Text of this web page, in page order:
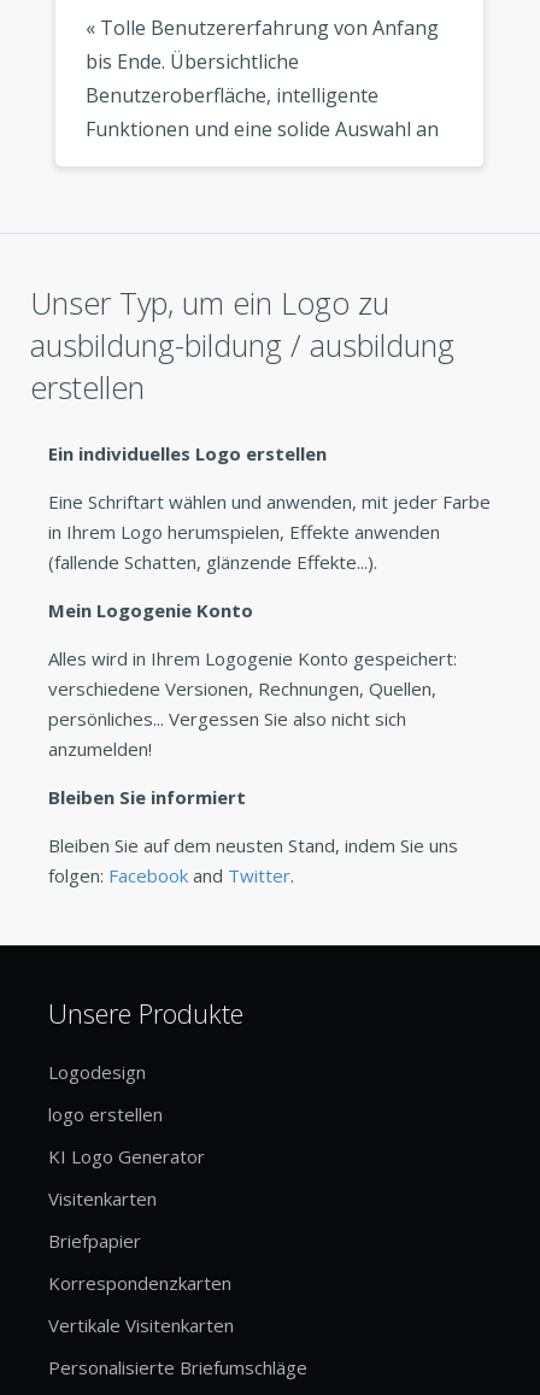
« Tolle Benutzererfahrung von Anfang
bis Ende. Übersichtliche
Benutzeroberfläche, intelligente
Funktionen und eine solide Auswahl an
modernen Vorlagen. Mein Logo sieht
Unser Typ, um ein Logo zu
ausbildung-bildung / ausbildung
erstellen
Ein individuelles Logo erstellen
Eine Schriftart wählen und anwenden, mit jeder Farbe
in Ihrem Logo herumspielen, Effekte anwenden
(fallende Schatten, glänzende Effekte...).
Mein Logogenie Konto
Alles wird in Ihrem Logogenie Konto gespeichert:
verschiedene Versionen, Rechnungen, Quellen,
persönliches... Vergessen Sie also nicht sich
anzumelden!
Bleiben Sie informiert
Bleiben Sie auf dem neusten Stand, indem Sie uns
folgen: Facebook and Twitter.
Unsere Produkte
Logodesign
logo erstellen
KI Logo Generator
Visitenkarten
Briefpapier
Korrespondenzkarten
Vertikale Visitenkarten
Personalisierte Briefumschläge